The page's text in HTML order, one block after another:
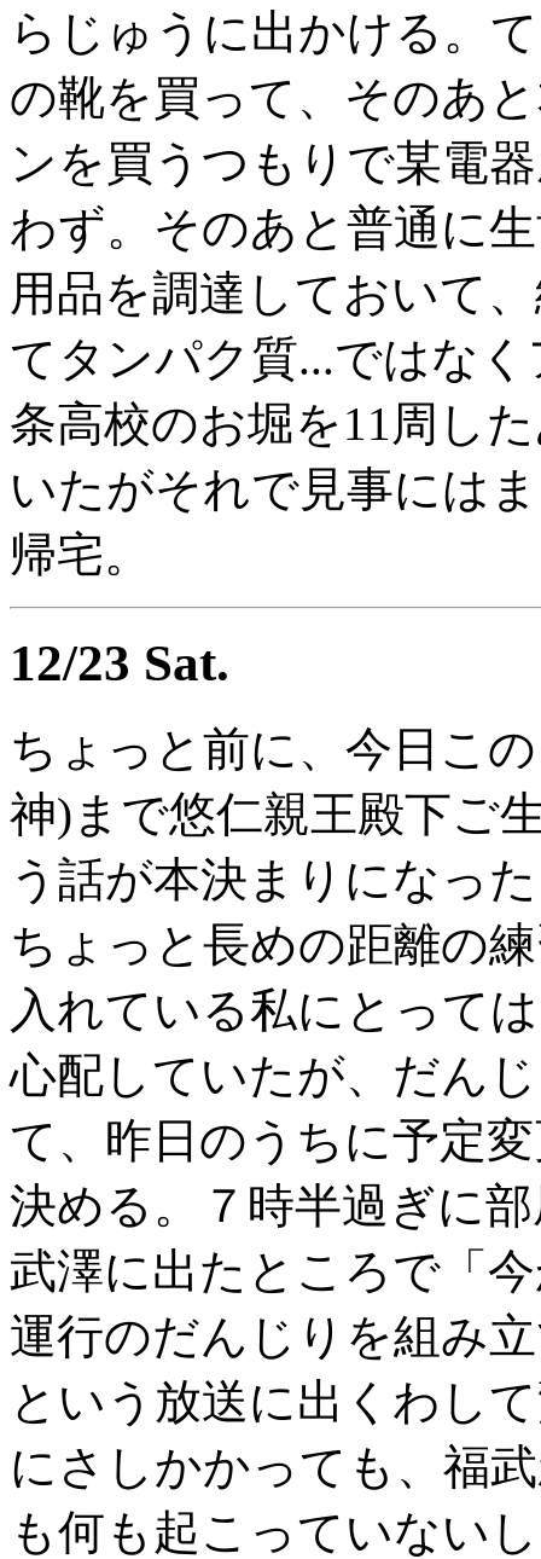
らじゅうに出かける。
の靴を買って、そのあ
ンを買うつもりで某電
わず。そのあと普通に
用品を調達しておいて
てタンパク質...ではな
条高校のお堀を11周し
いたがそれで見事には
帰宅。
12/23 Sat.
ちょっと前に、今日こ
神)まで悠仁親王殿下ご
う話が本決まりになっ
ちょっと長めの距離の
入れている私にとって
心配していたが、だん
て、昨日のうちに予定
決める。７時半過ぎに
武澤に出たところで「
運行のだんじりを組み
という放送に出くわし
にさしかかっても、福
も何も起こっていない